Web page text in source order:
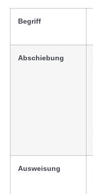
Begriff
Abschiebung
Ausweisung